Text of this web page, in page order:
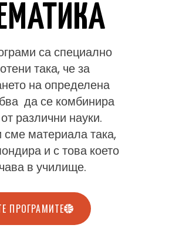
са специално
така, че за
на определена
да се комбинира
различни науки.
материала така,
и с това което
в училище.
ПРОГРАМИТЕ